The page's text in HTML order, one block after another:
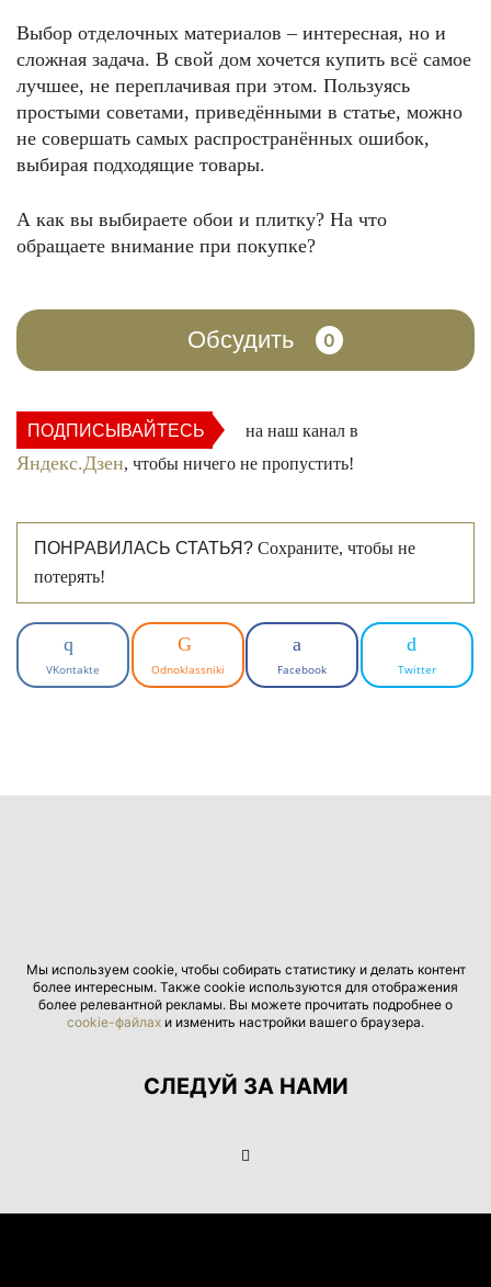
Выбор отделочных материалов – интересная, но и
сложная задача. В свой дом хочется купить всё самое
лучшее, не переплачивая при этом. Пользуясь
простыми советами, приведёнными в статье, можно
не совершать самых распространённых ошибок,
выбирая подходящие товары.
А как вы выбираете обои и плитку? На что
обращаете внимание при покупке?
Обсудить 0
ПОДПИСЫВАЙТЕСЬ на наш канал в
Яндекс.Дзен, чтобы ничего не пропустить!
ПОНРАВИЛАСЬ СТАТЬЯ? Сохраните, чтобы не
потерять!
VKontakte Odnoklassniki Facebook Twitter
Мы используем cookie, чтобы собирать статистику и делать контент
более интересным. Также cookie используются для отображения
более релевантной рекламы. Вы можете прочитать подробнее о
cookie-файлах и изменить настройки вашего браузера.
СЛЕДУЙ ЗА НАМИ